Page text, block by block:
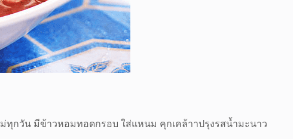
กวัน มีข้าวหอมทอดกรอบ ใส่แหนม คุกเคล้าาปรุงรสน้ำมะนาว